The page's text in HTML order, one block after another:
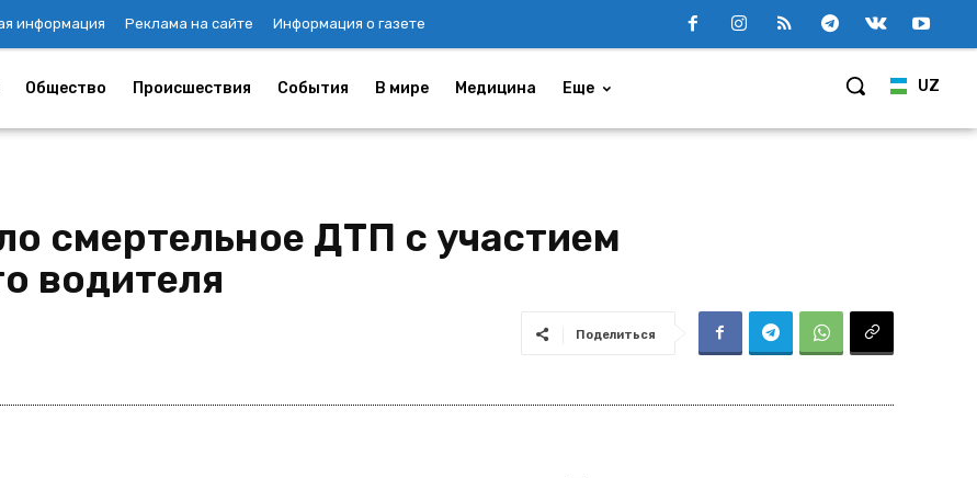
информация Реклама на сайте Информация о газете
UZ
Общество Происшествия События В мире Медицина Еще
смертельное ДТП с участием
водителя
Поделиться